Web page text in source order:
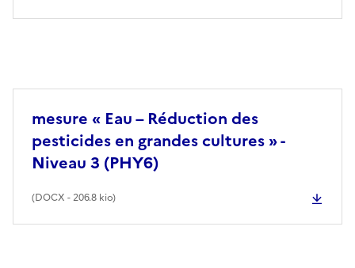
mesure « Eau – Réduction des
pesticides en grandes cultures » -
Niveau 3 (PHY6)
(DOCX - 206.8 kio)